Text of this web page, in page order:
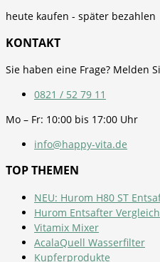
heute kaufen - später bezahlen
KONTAKT
Sie haben eine Frage? Melden
0821 / 52 79 11
Mo – Fr: 10:00 bis 17:00 Uhr
info@happy-vita.de
TOP THEMEN
NEU: Hurom H80 ST
Hurom Entsafter Vergleich
Vitamix Mixer
AcalaQuell Wasserfilter
Kupferprodukte